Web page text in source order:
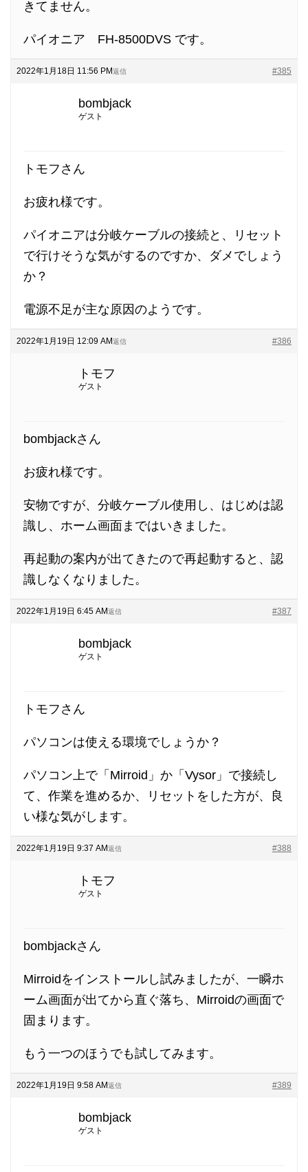
きてません。
パイオニア FH-8500DVS です。
2022年1月18日 11:56 PM #385
返信
bombjack
ゲスト
トモフさん
お疲れ様です。
パイオニアは分岐ケーブルの接続と、リセット
で行けそうな気がするのですか、ダメでしょう
か？
電源不足が主な原因のようです。
2022年1月19日 12:09 AM #386
返信
トモフ
ゲスト
bombjackさん
お疲れ様です。
安物ですが、分岐ケーブル使用し、はじめは認
識し、ホーム画面まではいきました。
再起動の案内が出てきたので再起動すると、認
識しなくなりました。
2022年1月19日 6:45 AM #387
返信
bombjack
ゲスト
トモフさん
パソコンは使える環境でしょうか？
パソコン上で「Mirroid」か「Vysor」で接続し
て、作業を進めるか、リセットをした方が、良
い様な気がします。
2022年1月19日 9:37 AM #388
返信
トモフ
ゲスト
bombjackさん
Mirroidをインストールし試みましたが、一瞬ホ
ーム画面が出てから直ぐ落ち、Mirroidの画面で
固まります。
もう一つのほうでも試してみます。
2022年1月19日 9:58 AM #389
返信
bombjack
ゲスト